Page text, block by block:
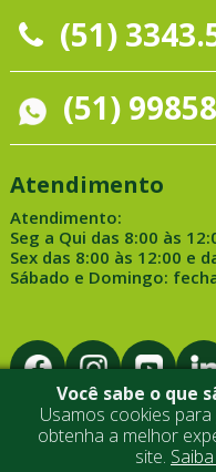
(51)
(51)
Atendimento
Atendimento:
Seg a Qui das 8:00 às
Sex das 8:00 às 12:00 e
Sábado e Domingo:
Você sabe o que
Usamos cookies
obtenha a melhor
site.